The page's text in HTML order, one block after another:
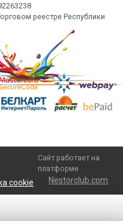
реестре Республики
cookie
Сайт работает на
платформе
Nestorclub.com